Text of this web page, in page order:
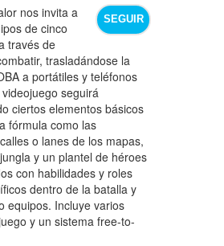
SEGUIR
nos invita a
de cinco
través de
trasladándose la
a portátiles y teléfonos
seguirá
ciertos elementos básicos
fórmula como las
o lanes de los mapas,
y un plantel de héroes
con habilidades y roles
dentro de la batalla y
equipos. Incluye varios
y un sistema free-to-